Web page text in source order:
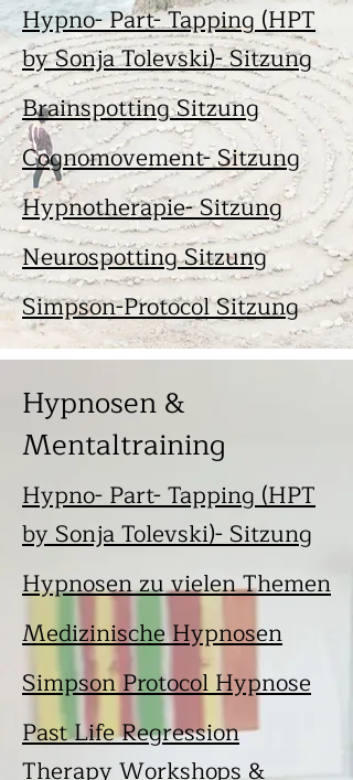
Hypno- Part- Tapping (HPT
by Sonja Tolevski)- Sitzung
Brainspotting Sitzung
Cognomovement- Sitzung
Hypnotherapie- Sitzung
Neurospotting Sitzung
Simpson-Protocol Sitzung
Hypnosen &
Mentaltraining
Hypno- Part- Tapping (HPT
by Sonja Tolevski)- Sitzung
Hypnosen zu vielen Themen
Medizinische Hypnosen
Simpson Protocol Hypnose
Past Life Regression
Therapy Workshops &